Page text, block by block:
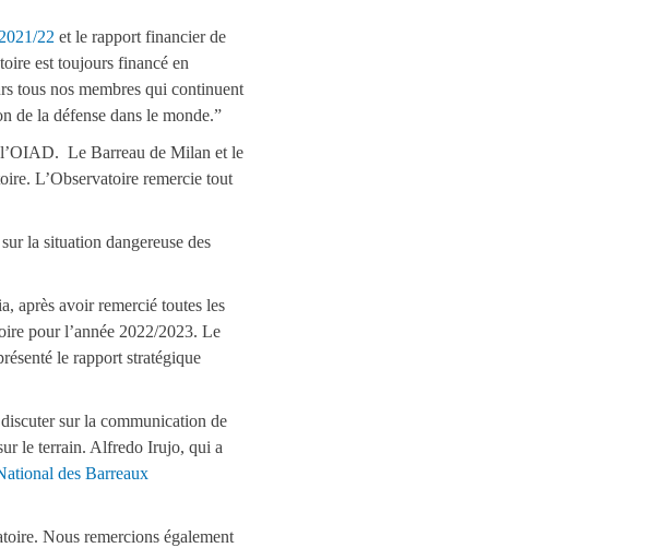
22 et le rapport financier de
est toujours financé en
tous nos membres qui continuent
de la défense dans le monde.”
l’OIAD. Le Barreau de Milan et le
L’Observatoire remercie tout
la situation dangereuse des
après avoir remercié toutes les
pour l’année 2022/2023. Le
le rapport stratégique
sur la communication de
le terrain. Alfredo Irujo, qui a
des Barreaux
Nous remercions également